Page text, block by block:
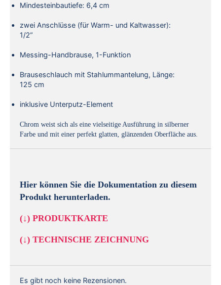
Mindesteinbautiefe: 6,4 cm
zwei Anschlüsse (für Warm- und Kaltwasser):
1/2”
Messing-Handbrause, 1-Funktion
Brauseschlauch mit Stahlummantelung, Länge:
125 cm
inklusive Unterputz-Element
Chrom weist sich als eine vielseitige Ausführung in silberner
Farbe und mit einer perfekt glatten, glänzenden Oberfläche aus.
Hier können Sie die Dokumentation zu diesem
Produkt herunterladen.
(↓) PRODUKTKARTE
(↓) TECHNISCHE ZEICHNUNG
Es gibt noch keine Rezensionen.